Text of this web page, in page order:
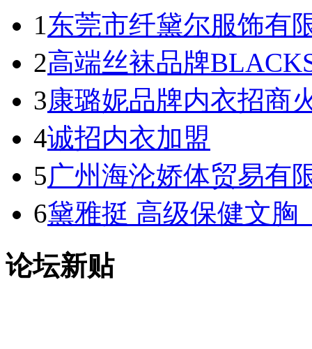
1东莞市纤黛尔服饰有
2高端丝袜品牌
3康璐妮品牌内衣招商
4诚招内衣加盟
5广州海沦娇体贸易有
6黛雅挺 高级保健文胸
论坛新贴